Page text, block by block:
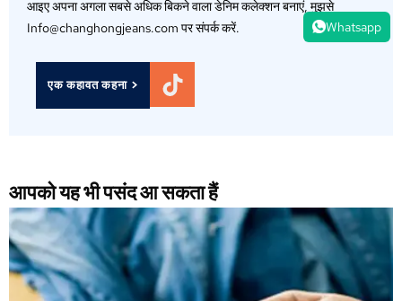
आइए अपना अगला सबसे अधिक बिकने वाला डेनिम कलेक्शन बनाएं, मुझसे
Info@changhongjeans.com पर संपर्क करें.
एक कहावत कहना >
आपको यह भी पसंद आ सकता हैं
Whatsapp